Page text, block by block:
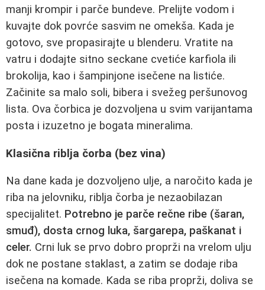
manji krompir i parče bundeve. Prelijte vodom i
kuvajte dok povrće sasvim ne omekša. Kada je
gotovo, sve propasirajte u blenderu. Vratite na
vatru i dodajte sitno seckane cvetiće karfiola ili
brokolija, kao i šampinjone isečene na listiće.
Začinite sa malo soli, bibera i svežeg peršunovog
lista. Ova čorbica je dozvoljena u svim varijantama
posta i izuzetno je bogata mineralima.
Klasična riblja čorba (bez vina)
Na dane kada je dozvoljeno ulje, a naročito kada je
riba na jelovniku, riblja čorba je nezaobilazan
specijalitet. Potrebno je parče rečne ribe (šaran,
smuđ), dosta crnog luka, šargarepa, paškanat i
celer. Crni luk se prvo dobro proprži na vrelom ulju
dok ne postane staklast, a zatim se dodaje riba
isečena na komade. Kada se riba proprži, doliva se